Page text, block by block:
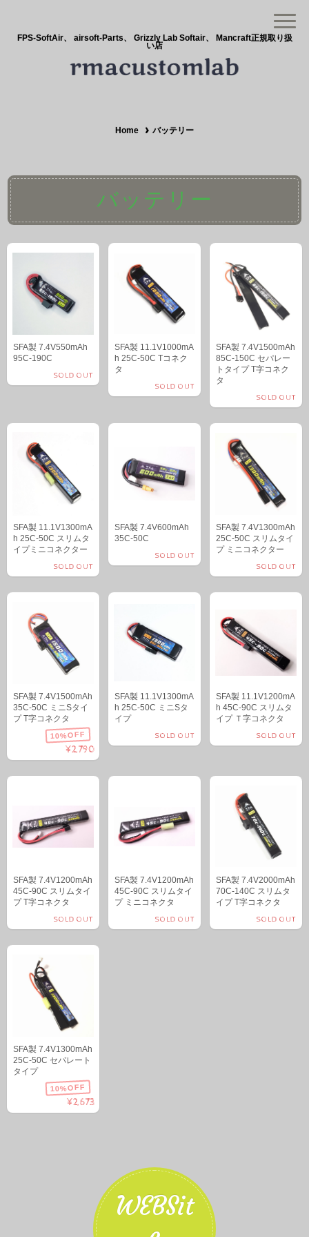
FPS-SoftAir、 airsoft-Parts、 Grizzly Lab Softair、 Mancraft正規取り扱
い店
Home バッテリー
バッテリー
SFA製 7.4V550mAh
95C-190C
SOLD OUT
SFA製 11.1V1000mA
h 25C-50C Tコネク
タ
SOLD OUT
SFA製 7.4V1500mAh
85C-150C セパレー
トタイプ T字コネク
タ
SOLD OUT
SFA製 11.1V1300mA
h 25C-50C スリムタ
イプミニコネクター
SOLD OUT
SFA製 7.4V600mAh
35C-50C
SOLD OUT
SFA製 7.4V1300mAh
25C-50C スリムタイ
プ ミニコネクター
SOLD OUT
SFA製 7.4V1500mAh
35C-50C ミニSタイ
プ T字コネクタ
10%OFF
¥2,790
SFA製 11.1V1300mA
h 25C-50C ミニSタ
イプ
SOLD OUT
SFA製 11.1V1200mA
h 45C-90C スリムタ
イプ Ｔ字コネクタ
SOLD OUT
SFA製 7.4V1200mAh
45C-90C スリムタイ
プ T字コネクタ
SOLD OUT
SFA製 7.4V1200mAh
45C-90C スリムタイ
プ ミニコネクタ
SOLD OUT
SFA製 7.4V2000mAh
70C-140C スリムタ
イプ T字コネクタ
SOLD OUT
SFA製 7.4V1300mAh
25C-50C セパレート
タイプ
10%OFF
¥2,673
WEBSit